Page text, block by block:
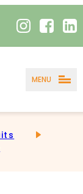
MENU